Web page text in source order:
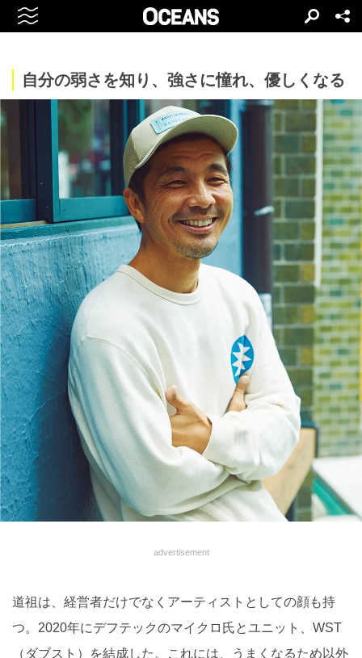
自分の弱さを知り、強さに憧れ、優しくなる
advertisement
道祖は、経営者だけでなくアーティストとしての顔も持
つ。2020年にデフテックのマイクロ氏とユニット、WST
（ダブスト）を結成した。これには、うまくなるため以外